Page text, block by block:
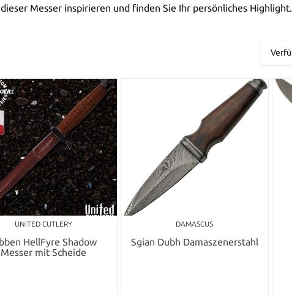
Messer inspirieren und finden Sie Ihr persönliches Highlight.
UNITED CUTLERY
HellFyre Shadow
Messer mit Scheide
DAMASCUS
Sgian Dubh Damaszenerstahl